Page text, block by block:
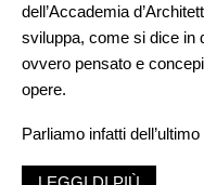
dell’Accademia
sviluppa, come si dice in
ovvero pensato e
opere.
Parliamo infatti